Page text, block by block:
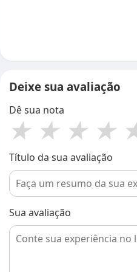
Deixe sua avaliação
Dê sua nota
★ ★ ★ ★
Título da sua avaliação
Sua avaliação